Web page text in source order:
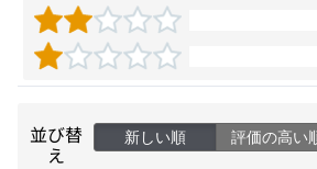
並び替
え
新しい順 評価の高い